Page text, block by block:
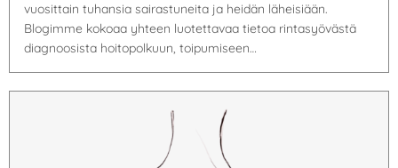
vuosittain tuhansia sairastuneita ja heidän läheisiään.
Blogimme kokoaa yhteen luotettavaa tietoa rintasyövästä
diagnoosista hoitopolkuun, toipumiseen…